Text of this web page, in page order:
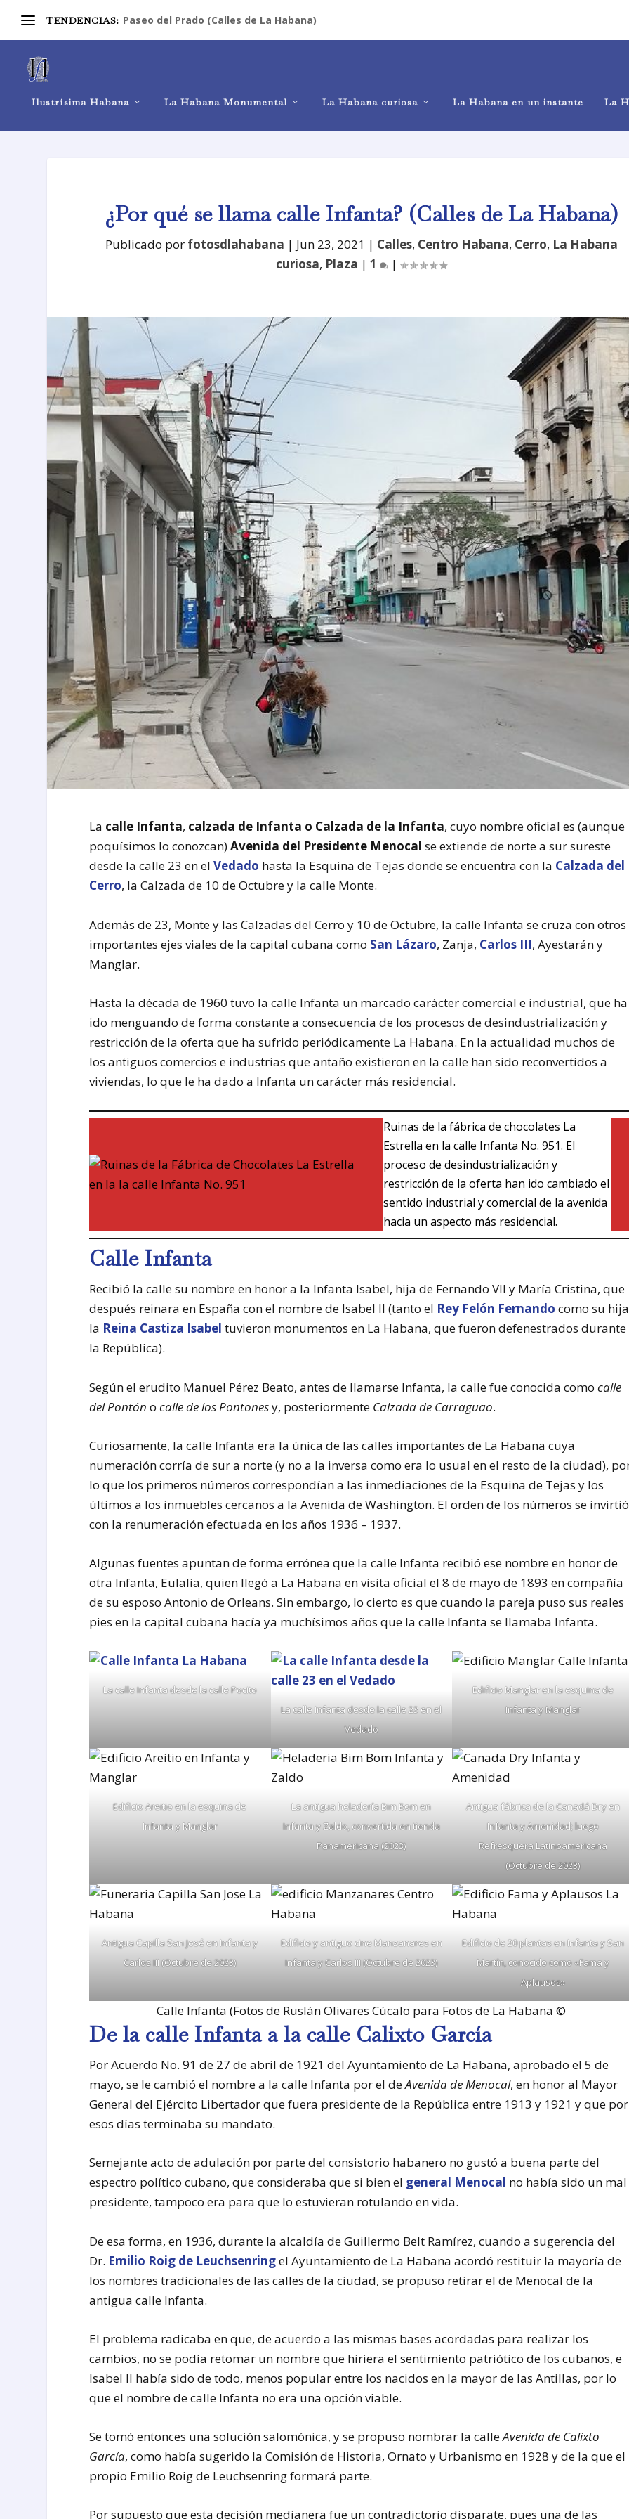
TENDENCIAS: Paseo del Prado (Calles de La Habana)
Ilustrísima Habana La Habana Monumental La Habana curiosa La Habana en un instante La
¿Por qué se llama calle Infanta? (Calles de La Habana)
Publicado por fotosdlahabana | Jun 23, 2021 | Calles, Centro Habana, Cerro, La Habana
curiosa, Plaza |1 |
La calle Infanta, calzada de Infanta o Calzada de la Infanta, cuyo nombre oficial es (aunque
poquísimos lo conozcan)Avenida del Presidente Menocal se extiende de norte a sur sureste
desde la calle 23 en elVedado hasta la Esquina de Tejas donde se encuentra con la Calzada del
Cerro, la Calzada de 10 de Octubre y la calle Monte.
Además de 23, Monte y las Calzadas del Cerro y 10 de Octubre, la calle Infanta se cruza con otros
importantes ejes viales de la capital cubana como San Lázaro, Zanja, Carlos III, Ayestarán y
Manglar.
Hasta la década de 1960 tuvo la calle Infanta un marcado carácter comercial e industrial, que ha
ido menguando de forma constante a consecuencia de los procesos de desindustrialización y
restricción de la oferta que ha sufrido periódicamente La Habana. En la actualidad muchos de
los antiguos comercios e industrias que antaño existieron en la calle han sido reconvertidos a
viviendas, lo que le ha dado a Infanta un carácter más residencial.
Ruinas de la fábrica de chocolates La
Estrella en la calle Infanta No. 951. El
proceso de desindustrialización y
restricción de la oferta han ido cambiado el
sentido industrial y comercial de la avenida
hacia un aspecto más residencial.
Calle Infanta
Recibió la calle su nombre en honor a la Infanta Isabel, hija de Fernando VII y María Cristina, que
después reinara en España con el nombre de Isabel II (tanto el Rey Felón Fernando como su hija
la Reina Castiza Isabel tuvieron monumentos en La Habana, que fueron defenestrados durante
la República).
Según el erudito Manuel Pérez Beato, antes de llamarse Infanta, la calle fue conocida comocalle
del Pontón ocalle de los Pontonesy, posteriormente Calzada de Carraguao.
Curiosamente, la calle Infanta era la única de las calles importantes de La Habana cuya
numeración corría de sur a norte (y no a la inversa como era lo usual en el resto de la ciudad),
lo que los primeros números correspondían a las inmediaciones de la Esquina de Tejas y los
últimos a los inmuebles cercanos a la Avenida de Washington. El orden de los números se invirtió
con la renumeración efectuada en los años 1936 – 1937.
Algunas fuentes apuntan de forma errónea que la calle Infanta recibió ese nombre en honor de
otra Infanta, Eulalia, quien llegó a La Habana en visita oficial el 8 de mayo de 1893 en compañía
de su esposo Antonio de Orleans. Sin embargo, lo cierto es que cuando la pareja puso sus reales
pies en la capital cubana hacía ya muchísimos años que la calle Infanta se llamaba Infanta.
La calle Infanta desde la calle Pocito
La calle Infanta desde la calle 23 en el
Vedado
Edificio Manglar en la esquina de
Infanta y Manglar
Edificio Areitio en la esquina de
Infanta y Manglar
La antigua heladería Bim Bom en
Infanta y Zaldo, convertida en tienda
Panamericana (2023)
Antigua fábrica de la Canadá Dry en
Infanta y Amenidad; luego
Refresquera Latinoamericana
(Octubre de 2023)
Antigua Capilla San José en Infanta y
Carlos III (Octubre de 2023)
Edificio y antiguo cine Manzanares en
Infanta y Carlos III (Octubre de 2023)
Edificio de 20 plantas en Infanta y San
Martín, conocido como «Fama y
Aplausos»
Calle Infanta (Fotos de Ruslán Olivares Cúcalo para Fotos de La Habana ©
De la calle Infanta a la calle Calixto García
Por Acuerdo No. 91 de 27 de abril de 1921 del Ayuntamiento de La Habana, aprobado el 5 de
mayo, se le cambió el nombre a la calle Infanta por el deAvenida de Menocal, en honor al Mayor
General del Ejército Libertador que fuera presidente de la República entre 1913 y 1921 y que por
esos días terminaba su mandato.
Semejante acto de adulación por parte del consistorio habanero no gustó a buena parte del
espectro político cubano, que consideraba que si bien el general Menocal no había sido un mal
presidente, tampoco era para que lo estuvieran rotulando en vida.
De esa forma, en 1936, durante la alcaldía de Guillermo Belt Ramírez, cuando a sugerencia del
Dr. Emilio Roig de Leuchsenringel Ayuntamiento de La Habana acordó restituir la mayoría de
los nombres tradicionales de las calles de la ciudad, se propuso retirar el de Menocal de la
antigua calle Infanta.
El problema radicaba en que, de acuerdo a las mismas bases acordadas para realizar los
cambios, no se podía retomar un nombre que hiriera el sentimiento patriótico de los cubanos, e
Isabel II había sido de todo, menos popular entre los nacidos en la mayor de las Antillas, por lo
que el nombre de calle Infanta no era una opción viable.
Se tomó entonces una solución salomónica, y se propuso nombrar la calleAvenida de Calixto
García, como había sugerido la Comisión de Historia, Ornato y Urbanismo en 1928 y de la que el
propio Emilio Roig de Leuchsenring formará parte.
Por supuesto que esta decisión medianera fue un contradictorio disparate, pues una de las